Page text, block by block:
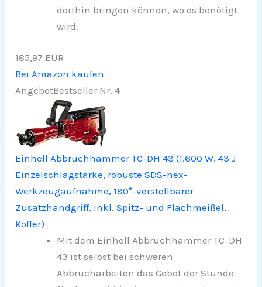
dorthin bringen können, wo es benötigt
wird.
185,97 EUR
Bei Amazon kaufen
AngebotBestseller Nr. 4
Einhell Abbruchhammer TC-DH 43 (1.600 W, 43 J
Einzelschlagstärke, robuste SDS-hex-
Werkzeugaufnahme, 180°-verstellbarer
Zusatzhandgriff, inkl. Spitz- und Flachmeißel,
Koffer)
Mit dem Einhell Abbruchhammer TC-DH
43 ist selbst bei schweren
Abbrucharbeiten das Gebot der Stunde